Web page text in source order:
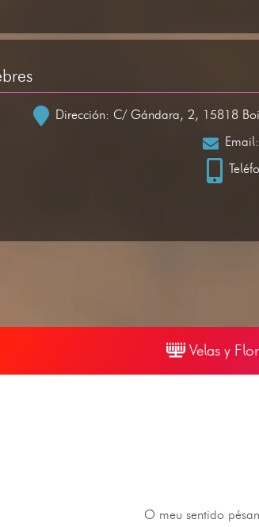
Dirección: C/ Gándara, 2, 15818
Email:
Velas y
O meu sentido